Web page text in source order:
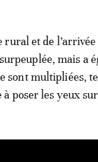
rural et de l’arrivée
mais a
sont multipliées,
à poser les yeux